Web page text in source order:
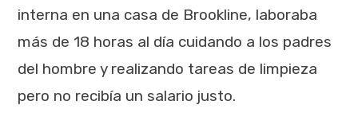
interna en una casa de Brookline, laboraba
más de 18 horas al día cuidando a los padres
del hombre y realizando tareas de limpieza
pero no recibía un salario justo.